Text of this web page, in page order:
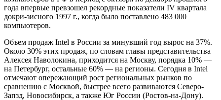
года впервые превзошел рекордные показатели IV квартала
докри-зисного 1997 г., когда было поставлено 483 000
компьютеров.
Объем продаж Intel в России за минувший год вырос на 37%.
Около 30% этих продаж, по словам главы представительства
Алексея Наволокина, приходится на Москву, порядка 10% —
на Петербург, остальные 60% — на регионы. Сегодня в Intel
отмечают опережающий рост региональных рынков по
сравнению с Москвой, быстрее всего развиваются Северо-
Запзд, Новосибирск, а также Юг России (Ростов-на-Дону).